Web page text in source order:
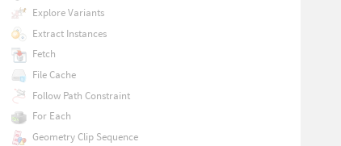
Explore Variants
Extract Instances
Fetch
File Cache
Follow Path Constraint
For Each
Geometry Clip Sequence